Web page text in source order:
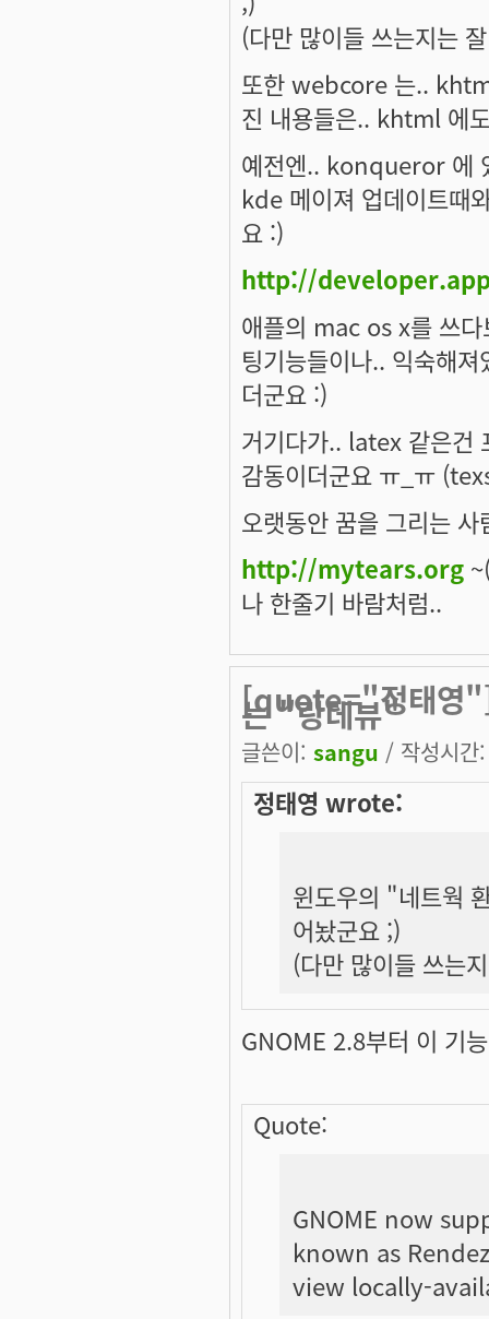
(다만 많이들 쓰는지는
또한 webcore 는..
진 내용들은.. khtml 에
예전엔.. konqueror 에
kde 메이져 업데이트때
요 :)
http://
애플의 mac os x를 쓰
팅기능들이나.. 익숙해
더군요 :)
거기다가.. latex 같은건
감동이더군요 ㅠ_ㅠ
오랫동안 꿈을 그리는
http://mytears.org
나 한줄기 바람처럼..
[quote="정태영"]
는 "랑데뷰"
글쓴이: sangu / 작성시
정태영 wrote:
윈도우의 "네트웍
어놨군요 ;)
(다만 많이들 쓰는
GNOME 2.8부터 이 기
Quote:
GNOME now
known as
view locally-